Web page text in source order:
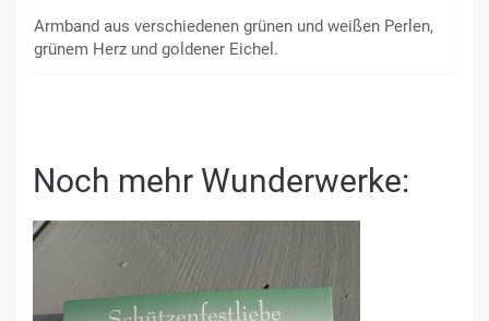
Armband aus verschiedenen grünen und weißen Perlen,
grünem Herz und goldener Eichel.
Noch mehr Wunderwerke: